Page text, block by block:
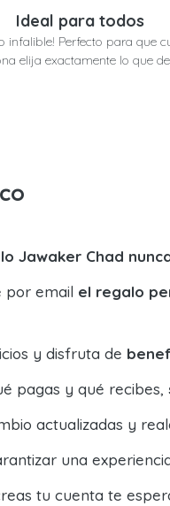
Ideal para todos
infalible! Perfecto para que
elija exactamente lo que
Jawaker Chad
por email el regalo
y disfruta de
pagas y qué recibes,
actualizadas y
una
tu cuenta te